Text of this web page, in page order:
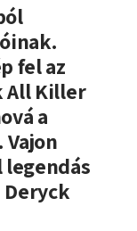
énekese
fel az
All Killer
a